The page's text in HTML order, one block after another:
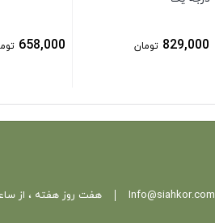
829,000 تومان 658,000
Info@siahkor.com هفت روز هفته ، از ساعت 11 تا 22 پاسخگوی شما